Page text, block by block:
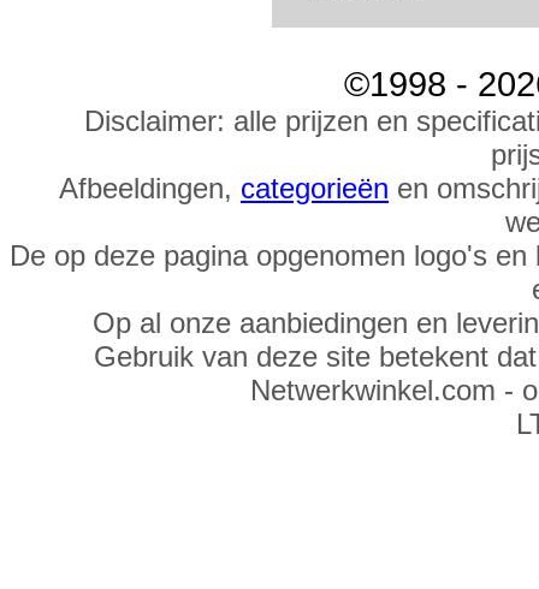
©1998 -
Disclaimer: alle prijzen en
Afbeeldingen, categorieën en
De op deze pagina opgenomen logo's
Op al onze aanbiedingen en
Gebruik van deze site betekent
Netwerkwinkel.com -